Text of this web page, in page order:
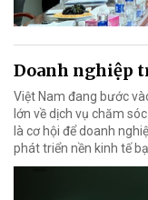
Doanh nghiệp
Việt Nam đang bước
lớn về dịch vụ chăm
là cơ hội để doanh
phát triển nền kinh tế